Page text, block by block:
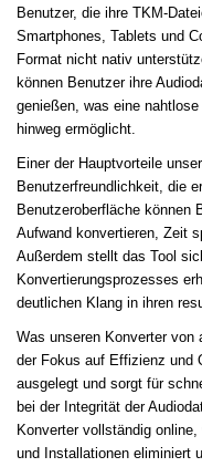
Benutzer, die ihre TKM-
Smartphones, Tablets und
Format nicht nativ
können Benutzer ihre
genießen, was eine
hinweg ermöglicht.
Einer der Hauptvorteile
Benutzerfreundlichkeit, die
Benutzeroberfläche können
Aufwand konvertieren, Zeit
Außerdem stellt das Tool
Konvertierungsprozesses
deutlichen Klang in ihren
Was unseren Konverter von
der Fokus auf Effizienz und
ausgelegt und sorgt für
bei der Integrität der
Konverter vollständig
und Installationen eliminiert